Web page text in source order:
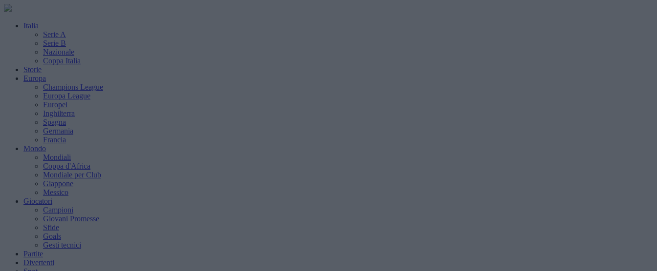
Italia
Serie A
Serie B
Nazionale
Coppa Italia
Storie
Europa
Champions League
Europa League
Europei
Inghilterra
Spagna
Germania
Francia
Mondo
Mondiali
Coppa d'Africa
Mondiale per Club
Giappone
Messico
Giocatori
Campioni
Giovani Promesse
Sfide
Goals
Gesti tecnici
Partite
Divertenti